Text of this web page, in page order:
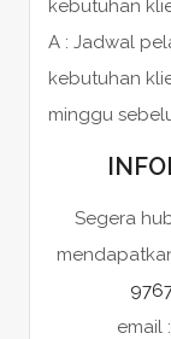
kebutuhan
A : Jadwal
kebutuhan
minggu
Segera
email